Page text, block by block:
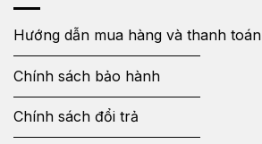
Hướng dẫn mua hàng và thanh toán
Chính sách bảo hành
Chính sách đổi trả